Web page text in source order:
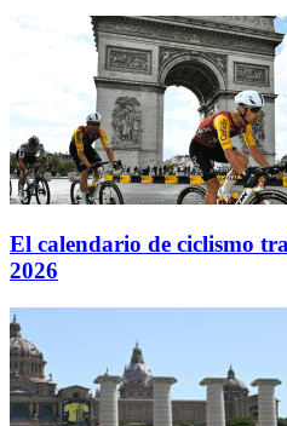
El calendario de ciclismo
2026